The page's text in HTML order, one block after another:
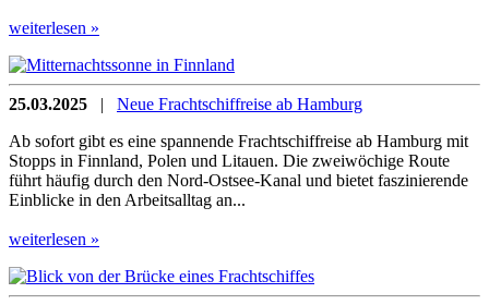
weiterlesen »
25.03.2025 | Neue Frachtschiffreise ab Hamburg
Ab sofort gibt es eine spannende Frachtschiffreise ab Hamburg mit
Stopps in Finnland, Polen und Litauen. Die zweiwöchige Route
führt häufig durch den Nord-Ostsee-Kanal und bietet faszinierende
Einblicke in den Arbeitsalltag an...
weiterlesen »